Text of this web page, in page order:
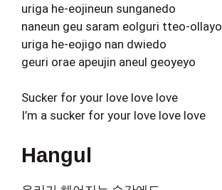
uriga he-eojineun sunganedo
naneun geu saram eolguri tteo-ollayo
uriga he-eojigo nan dwiedo
geuri orae apeujin aneul geoyeyo
Sucker for your love love love
I’m a sucker for your love love love
Hangul